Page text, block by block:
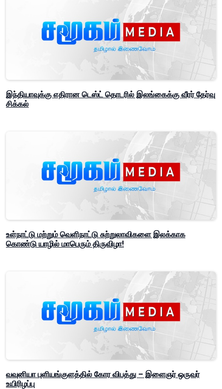
இந்தியாவுக்கு எதிரான டெஸ்ட் தொடரில் இலங்கைக்கு வீரர் தேர்வு
சிக்கல்
உள்நாட்டு மற்றும் வெளிநாட்டு சுற்றுலாவிகளை இலக்காக
கொண்டு யாழில் மாபெரும் திருவிழா!
வவுனியா புளியங்குளத்தில் கோர விபத்து – இளைஞர் ஒருவர்
உயிரிழப்பு